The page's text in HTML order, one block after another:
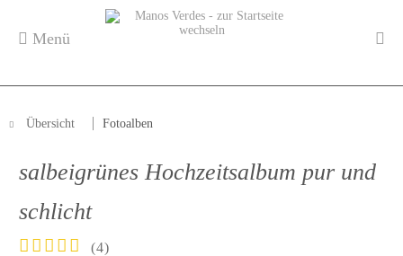
Menü
Übersicht Fotoalben
salbeigrünes Hochzeitsalbum pur und
schlicht
(4)